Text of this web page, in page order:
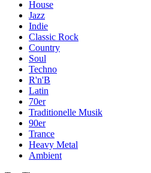
House
Jazz
Indie
Classic Rock
Country
Soul
Techno
R'n'B
Latin
70er
Traditionelle Musik
90er
Trance
Heavy Metal
Ambient